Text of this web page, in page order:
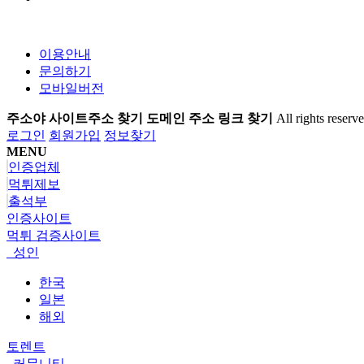
이용안내
문의하기
모바일버전
주소야 사이트주소 찾기 도메인 주소 링크 찾기 All rights
로그인 회원가입 정보찾기
MENU
인증업체
먹튀제보
출석부
인증사이트
먹튀 검증사이트
성인
한국
일본
해외
토렌트